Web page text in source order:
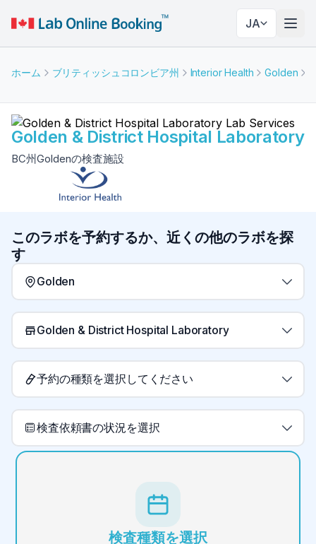
JA
ナビ
ホーム ブリティッシュコロンビア州 Interior Health Golden
Golden & District Hospital Laboratory
BC州Goldenの検査施設
このラボを予約するか、近くの他のラボを探
す
Golden
Golden & District Hospital Laboratory
予約の種類を選択してください
検査依頼書の状況を選択
検査種類を選択